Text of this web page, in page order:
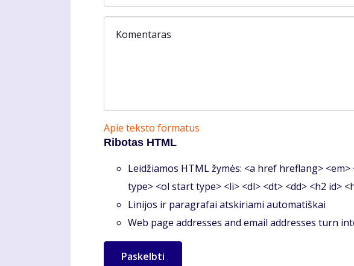
Komentaras
Apie teksto formatus
Ribotas HTML
Leidžiamos HTML žymės: <a href hreflang>
type> <ol start type> <li> <dl> <dt> <dd> <h2 id>
Linijos ir paragrafai atskiriami automatiškai
Web page addresses and email addresses turn